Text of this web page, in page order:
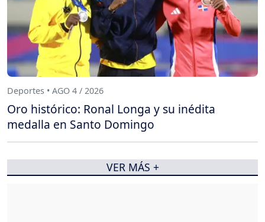
Deportes • AGO 4 / 2026
Oro histórico: Ronal Longa y su inédita
medalla en Santo Domingo
VER MÁS +